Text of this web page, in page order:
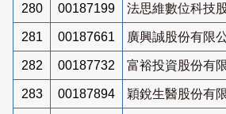
280 00187199 法思維數位科技
281 00187661 廣興誠股份有限
282 00187732 富裕投資股份有
283 00187894 穎銳生醫股份有